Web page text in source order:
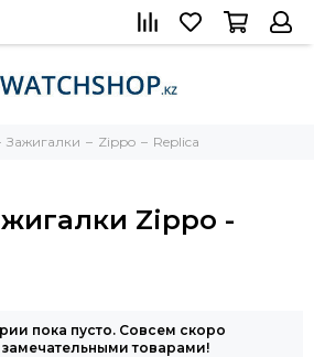
Зажигалки Zippo Replica
Zippo -
пока пусто. Совсем скоро
товарами!